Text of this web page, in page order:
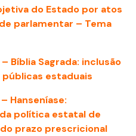
do Estado por atos
parlamentar – Tema
Bíblia Sagrada: inclusão
estaduais
Hanseníase:
política estatal de
prazo prescricional